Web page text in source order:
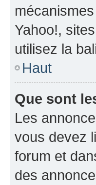
Yahoo!,
utilisez la
Haut
Que sont
Les
vous devez
forum et
des